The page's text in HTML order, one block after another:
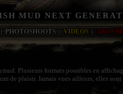
MUD NEXT
| PHOTOSHOOTS | VIDÉOS |
Plusieurs formats possibles en
de plaisir. Jamais vues ailleurs, elles